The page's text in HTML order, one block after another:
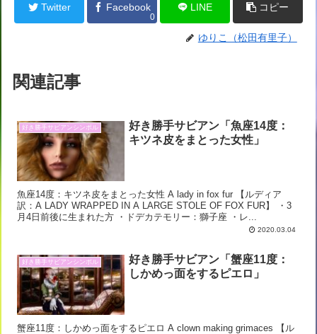
Twitter Facebook
0
LINE コピー
ゆりこ（松田有里子）
関連記事
好き勝手サビアンシンボル
好き勝手サビアン「魚座14度：
キツネ皮をまとった女性」
魚座14度：キツネ皮をまとった女性 A lady in fox fur 【ルディア
訳：A LADY WRAPPED IN A LARGE STOLE OF FOX FUR】 ・3
月4日前後に生まれた方 ・ドデカテモリー：獅子座 ・レ...
2020.03.04
好き勝手サビアンシンボル
好き勝手サビアン「蟹座11度：
しかめっ面をするピエロ」
蟹座11度：しかめっ面をするピエロ A clown making grimaces 【ル